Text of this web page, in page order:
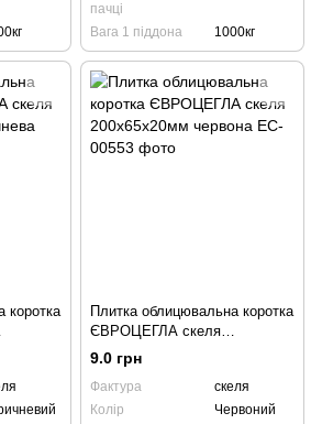
пачці
Вага 1 піддона 1000кг
коротка
Плитка облицювальна коротка
ЄВРОЦЕГЛА скеля
200х65х20мм червона
9.0 грн
Фактура
скеля
Колір
Червоний